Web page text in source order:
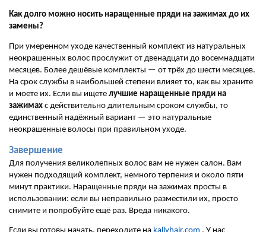
Как долго можно носить наращенные пряди на зажимах до их
замены?
При умеренном уходе качественный комплект из натуральных
неокрашенных волос прослужит от двенадцати до восемнадцати
месяцев. Более дешёвые комплекты — от трёх до шести месяцев.
На срок службы в наибольшей степени влияет то, как вы храните
и моете их. Если вы ищете лучшие наращенные пряди на
зажимах с действительно длительным сроком службы, то
единственный надёжный вариант — это натуральные
неокрашенные волосы при правильном уходе.
Завершение
Для получения великолепных волос вам не нужен салон. Вам
нужен подходящий комплект, немного терпения и около пяти
минут практики. Наращенные пряди на зажимах просты в
использовании: если вы неправильно разместили их, просто
снимите и попробуйте ещё раз. Вреда никакого.